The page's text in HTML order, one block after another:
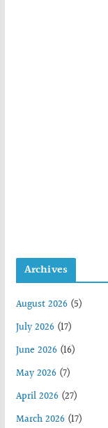
Archives
August 2026(5)
July 2026(17)
June 2026(16)
May 2026(7)
April 2026(27)
March 2026(17)